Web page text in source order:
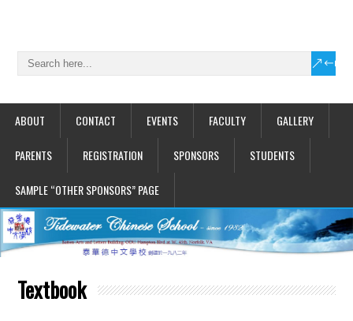
ABOUT CONTACT EVENTS FACULTY GALLERY
PARENTS REGISTRATION SPONSORS STUDENTS
SAMPLE “OTHER SPONSORS” PAGE
Textbook